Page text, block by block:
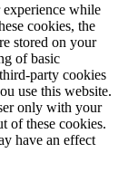
while
cookies, the
stored on your
of basic
party cookies
use this website.
only with your
of these cookies.
have an effect